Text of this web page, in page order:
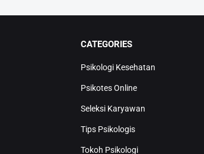
CATEGORIES
Psikologi Kesehatan
Psikotes Online
Seleksi Karyawan
Tips Psikologis
Tokoh Psikologi